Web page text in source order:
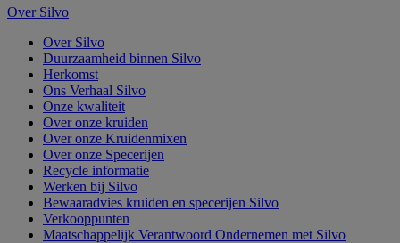
Over Silvo
Over Silvo
Duurzaamheid binnen Silvo
Herkomst
Ons Verhaal Silvo
Onze kwaliteit
Over onze kruiden
Over onze Kruidenmixen
Over onze Specerijen
Recycle informatie
Werken bij Silvo
Bewaaradvies kruiden en specerijen Silvo
Verkooppunten
Maatschappelijk Verantwoord Ondernemen met Silvo